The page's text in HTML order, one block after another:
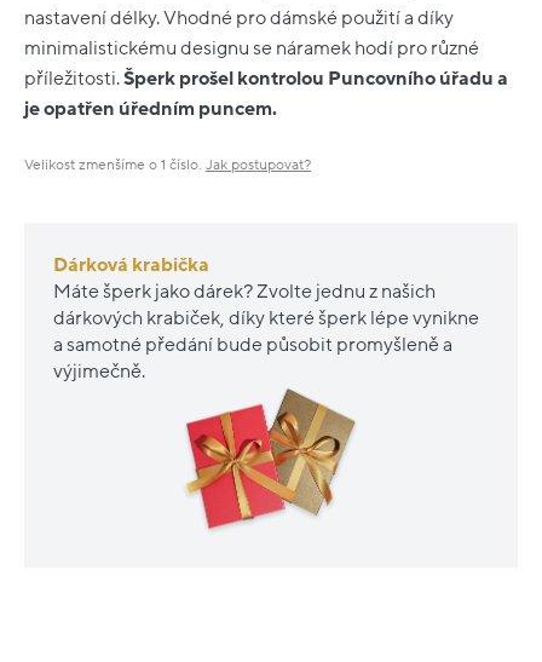
nastavení délky. Vhodné pro dámské použití a díky
minimalistickému designu se náramek hodí pro různé
příležitosti.Šperk prošel kontrolou Puncovního úřadu a
je opatřen úředním puncem.
Velikost zmenšíme o 1 číslo. Jak postupovat?
Dárková krabička
Máte šperk jako dárek? Zvolte jednu z našich
dárkových krabiček, díky které šperk lépe vynikne
a samotné předání bude působit promyšleně a
výjimečně.